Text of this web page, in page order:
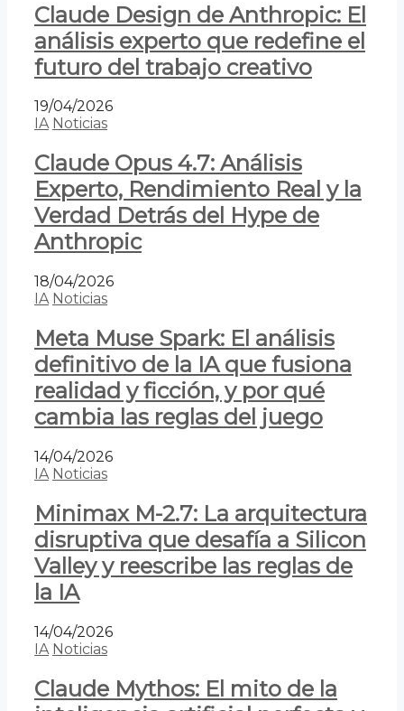
Claude Design de Anthropic: El
análisis experto que redefine el
futuro del trabajo creativo
19/04/2026
IA Noticias
Claude Opus 4.7: Análisis
Experto, Rendimiento Real y la
Verdad Detrás del Hype de
Anthropic
18/04/2026
IA Noticias
Meta Muse Spark: El análisis
definitivo de la IA que fusiona
realidad y ficción, y por qué
cambia las reglas del juego
14/04/2026
IA Noticias
Minimax M-2.7: La arquitectura
disruptiva que desafía a Silicon
Valley y reescribe las reglas de
la IA
14/04/2026
IA Noticias
Claude Mythos: El mito de la